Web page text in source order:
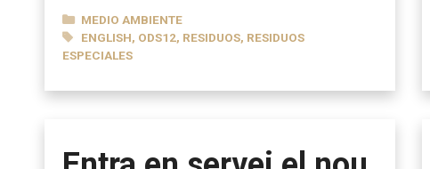
CATEGORÍAS
MEDIO AMBIENTE
ETIQUETAS
ENGLISH, ODS12, RESIDUOS, RESIDUOS
ESPECIALES